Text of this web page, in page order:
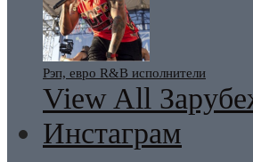
Рэп, евро R&B исполнители
View All
Инстаграм